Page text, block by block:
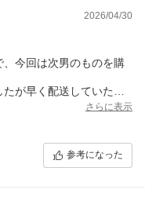
2026/04/30
今回は次男のものを購
が早く配送していただ
ありがとうございまし
さらに表示
参考になった